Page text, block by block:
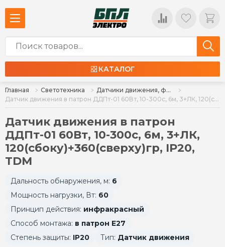
КАТАЛОГ
Главная Светотехника
Датчики движения, фотоаккустические датчики, фотореле
Датчик движения в патрон ДДПт-01 60Вт, 10-300с, 6м, 3+ЛК, 120(сбоку)+360(сверху)гр, IP20, TDM
Датчик движения в патрон
ДДПт-01 60Вт, 10-300с, 6м, 3+ЛК,
120(сбоку)+360(сверху)гр, IP20,
TDM
Дальность обнаружения, м: 6
Мощность нагрузки, Вт: 60
Принцип действия: инфракрасный
Способ монтажа: в патрон Е27
Степень защиты: IP20 Тип: Датчик движения